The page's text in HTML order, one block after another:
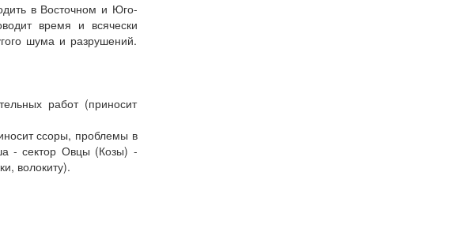
в Восточном и Юго-
время и всячески
шума и разрушений.
работ (приносит
ссоры, проблемы в
- сектор Овцы (Козы) -
волокиту).